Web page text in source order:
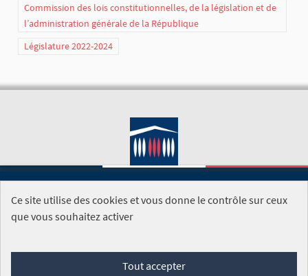
Commission des lois constitutionnelles, de la législation et de
l’administration générale de la République
Législature 2022-2024
SITE DE L'ASSEMBLÉE NATIONALE
Foire aux questions
Conditions générales d'utilisation (CGU)
Ce site utilise des cookies et vous donne le contrôle sur ceux
que vous souhaitez activer
Tout accepter